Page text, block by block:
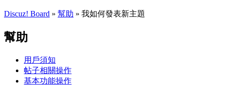
Discuz! Board » 幫助 » 我如何發表新主題
幫助
用戶須知
帖子相關操作
基本功能操作